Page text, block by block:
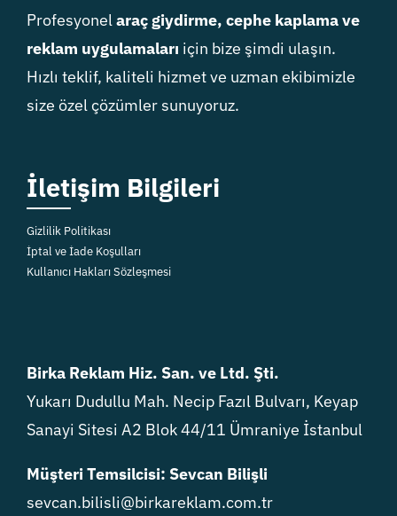
Profesyonelaraç giydirme, cephe kaplama ve
reklam uygulamaları için bize şimdi ulaşın.
Hızlı teklif, kaliteli hizmet ve uzman ekibimizle
size özel çözümler sunuyoruz.
İletişim Bilgileri
Gizlilik Politikası
İptal ve İade Koşulları
Kullanıcı Hakları Sözleşmesi
Birka Reklam Hiz. San. ve Ltd. Şti.
Yukarı Dudullu Mah. Necip Fazıl Bulvarı, Keyap
Sanayi Sitesi A2 Blok 44/11 Ümraniye İstanbul
Müşteri Temsilcisi: Sevcan Bilişli
sevcan.bilisli@birkareklam.com.tr